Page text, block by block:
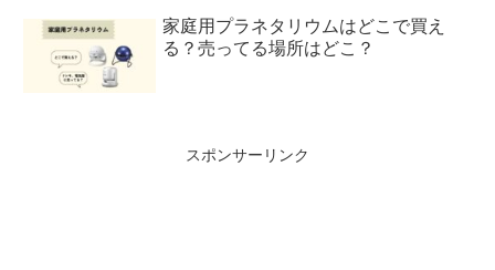
家庭用プラネタリウムはどこで買え
る？売ってる場所はどこ？
スポンサーリンク